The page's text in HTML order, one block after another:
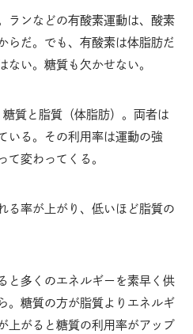
ランなどの有酸素運動は、酸素
らだ。でも、有酸素は体脂肪だ
い。糖質も欠かせない。
質と脂質（体脂肪）。両者は
いる。その利用率は運動の強
変わってくる。
る率が上がり、低いほど脂質の
と多くのエネルギーを素早く供
。糖質の方が脂質よりエネルギ
上がると糖質の利用率がアップ